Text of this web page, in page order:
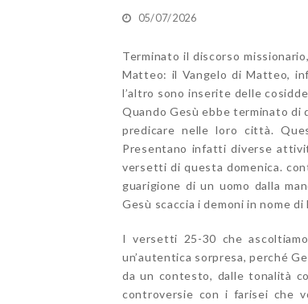
05/07/2026
Terminato il discorso
Matteo: il Vangelo di Matteo,
l’altro sono inserite delle
Quando Gesù ebbe terminato di
predicare nelle loro città.
Presentano infatti diverse
versetti di questa domenica.
guarigione di un uomo dalla
Gesù scaccia i demoni in nome di
I versetti 25-30 che
un’autentica sorpresa, perché
da un contesto, dalle tonalità
controversie con i farisei che